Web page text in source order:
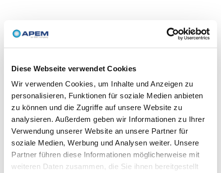
Diese Webseite verwendet Cookies
Wir verwenden Cookies, um Inhalte und Anzeigen zu
personalisieren, Funktionen für soziale Medien anbieten
zu können und die Zugriffe auf unsere Website zu
analysieren. Außerdem geben wir Informationen zu Ihrer
Verwendung unserer Website an unsere Partner für
soziale Medien, Werbung und Analysen weiter. Unsere
Partner führen diese Informationen möglicherweise mit
weiteren Daten zusammen, die Sie ihnen bereitgestellt